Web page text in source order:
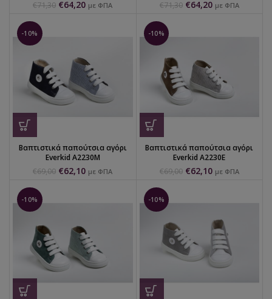
€71,30 €64,20 με ΦΠΑ
€71,30 €64,20 με ΦΠΑ
-10%
Βαπτιστικά παπούτσια αγόρι
Everkid Α2230Μ
€69,00 €62,10 με ΦΠΑ
-10%
Βαπτιστικά παπούτσια αγόρι
Everkid Α2230Ε
€69,00 €62,10 με ΦΠΑ
-10% -10%